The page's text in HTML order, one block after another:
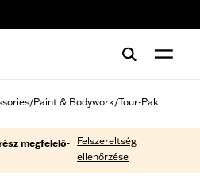
/Paint & Bodywork/Tour-Pak
megfelelő-
Felszereltség
ellenőrzése